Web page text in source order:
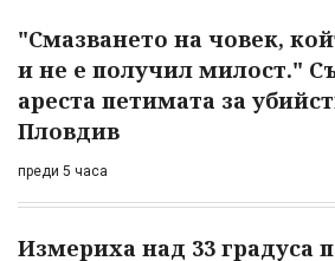
"Смазването на човек,
и не е получил милост."
ареста петимата за
Пловдив
преди 5 часа
Измериха над 33 градуса